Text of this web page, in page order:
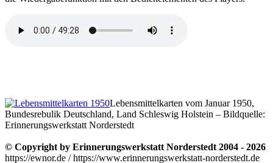
Lebensmittelkarten vom Januar 1950,
Bundesrebulik Deutschland, Land Schleswig Holstein – Bildquelle:
Erinnerungswerkstatt Norderstedt
© Copyright by Erinnerungswerkstatt Norderstedt 2004 - 2026
https://ewnor.de / https://www.erinnerungswerkstatt-norderstedt.de